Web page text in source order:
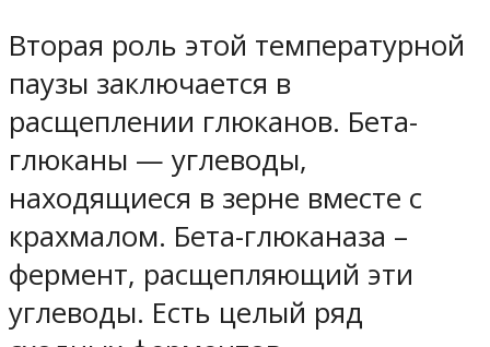
Вторая роль этой температурной
паузы заключается в
расщеплении глюканов. Бета-
глюканы — углеводы,
находящиеся в зерне вместе с
крахмалом. Бета-глюканаза –
фермент, расщепляющий эти
углеводы. Есть целый ряд